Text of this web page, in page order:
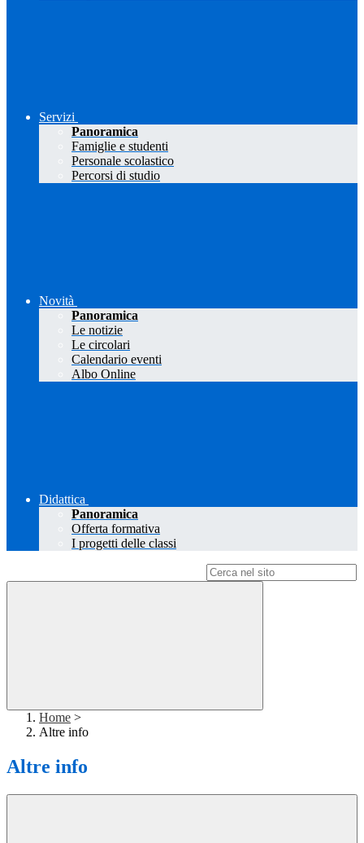
Servizi
Panoramica
Famiglie e studenti
Personale scolastico
Percorsi di studio
Novità
Panoramica
Le notizie
Le circolari
Calendario eventi
Albo Online
Didattica
Panoramica
Offerta formativa
I progetti delle classi
Home >
Altre info
Altre info